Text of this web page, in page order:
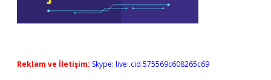
Reklam ve İletişim: Skype: live:.cid.575569c608265c69